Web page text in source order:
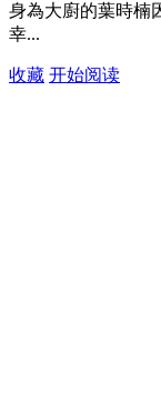
身為大廚的葉時楠
幸...
收藏 开始阅读